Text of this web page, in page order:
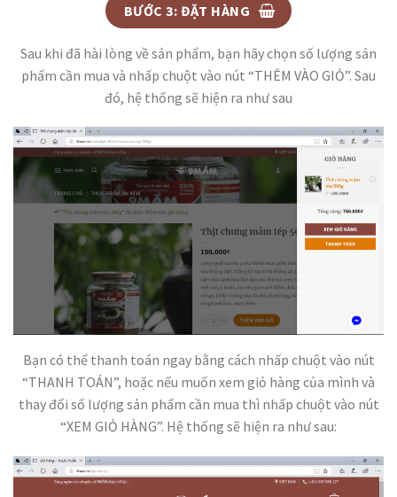
BƯỚC 3: ĐẶT HÀNG
Sau khi đã hài lòng về sản phẩm, bạn hãy chọn số lượng sản
phẩm cần mua và nhấp chuột vào nút “THÊM VÀO GIỎ”. Sau
đó, hệ thống sẽ hiện ra như sau
Bạn có thể thanh toán ngay bằng cách nhấp chuột vào nút
“THANH TOÁN”, hoặc nếu muốn xem giỏ hàng của mình và
thay đổi số lượng sản phẩm cần mua thì nhấp chuột vào nút
“XEM GIỎ HÀNG”. Hệ thống sẽ hiện ra như sau: